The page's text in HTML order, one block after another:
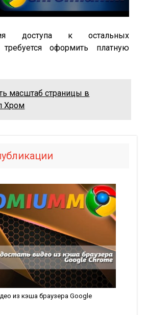
доступа к остальных
оформить платную
масштаб страницы в
Хром
из кэша браузера Google